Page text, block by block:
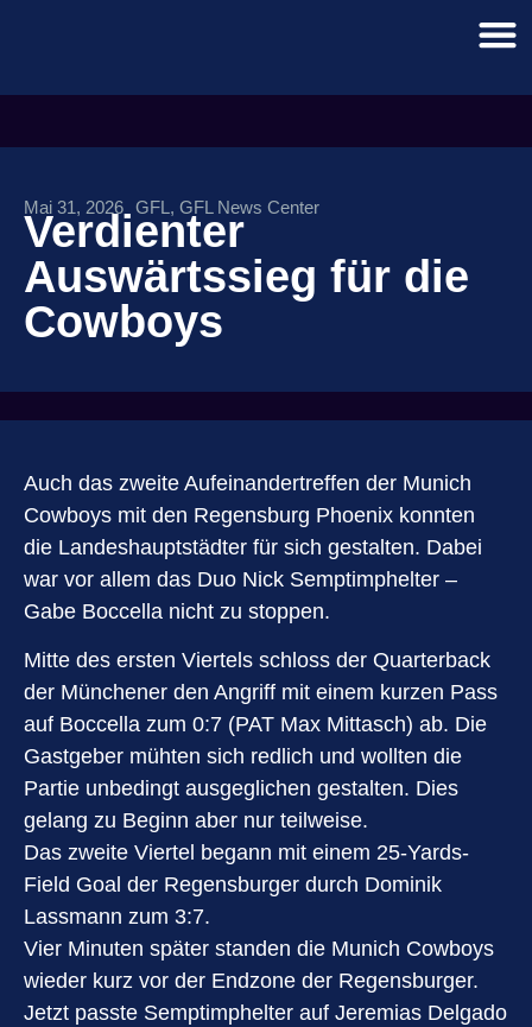
Mai 31, 2026 GFL , GFL News Center
Verdienter
Auswärtssieg für die
Cowboys
Auch das zweite Aufeinandertreffen der Munich
Cowboys mit den Regensburg Phoenix konnten
die Landeshauptstädter für sich gestalten. Dabei
war vor allem das Duo Nick Semptimphelter –
Gabe Boccella nicht zu stoppen.
Mitte des ersten Viertels schloss der Quarterback
der Münchener den Angriff mit einem kurzen Pass
auf Boccella zum 0:7 (PAT Max Mittasch) ab. Die
Gastgeber mühten sich redlich und wollten die
Partie unbedingt ausgeglichen gestalten. Dies
gelang zu Beginn aber nur teilweise.
Das zweite Viertel begann mit einem 25-Yards-
Field Goal der Regensburger durch Dominik
Lassmann zum 3:7.
Vier Minuten später standen die Munich Cowboys
wieder kurz vor der Endzone der Regensburger.
Jetzt passte Semptimphelter auf Jeremias Delgado